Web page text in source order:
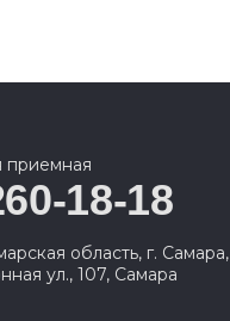
приемная
18-18
область, г. Самара,
ул., 107, Самара